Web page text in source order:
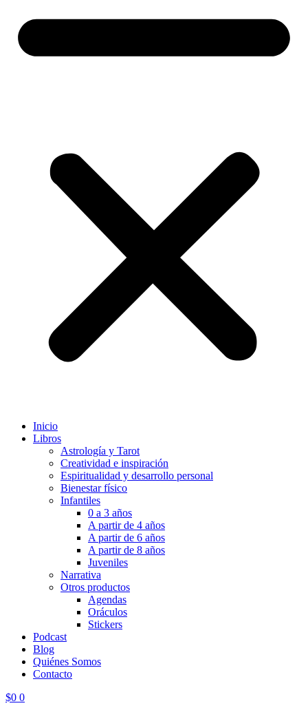
Inicio
Libros
Astrología y Tarot
Creatividad e inspiración
Espiritualidad y desarrollo personal
Bienestar físico
Infantiles
0 a 3 años
A partir de 4 años
A partir de 6 años
A partir de 8 años
Juveniles
Narrativa
Otros productos
Agendas
Oráculos
Stickers
Podcast
Blog
Quiénes Somos
Contacto
$0 0